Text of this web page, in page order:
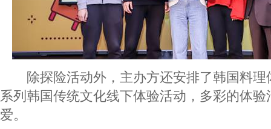
除探险活动外，主办方还安排了韩国料理
系列韩国传统文化线下体验活动，多彩的体
爱。